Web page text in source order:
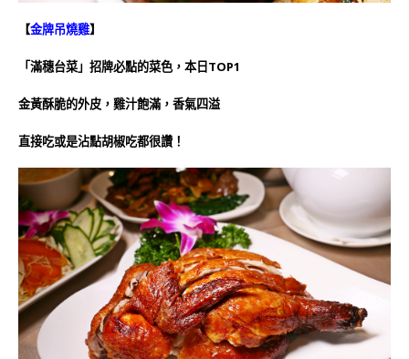
【金牌吊燒雞】
「滿穗台菜」招牌必點的菜色，本日TOP1
金黃酥脆的外皮，雞汁飽滿，香氣四溢
直接吃或是沾點胡椒吃都很讚！